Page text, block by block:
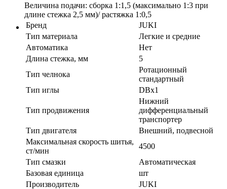
Величина подачи: сборка 1:1,5 (максимально 1:3 при
длине стежка 2,5 мм)/ растяжка 1:0,5
Бренд
JUKI
Тип материала
Легкие и средние
Автоматика
Нет
Длина стежка, мм
5
Тип челнока
Ротационный
стандартный
Тип иглы
DBx1
Тип продвижения
Нижний
дифференциальный
транспортер
Тип двигателя
Внешний, подвесной
Максимальная скорость шитья,
ст/мин
4500
Тип смазки
Автоматическая
Базовая единица
шт
Производитель
JUKI